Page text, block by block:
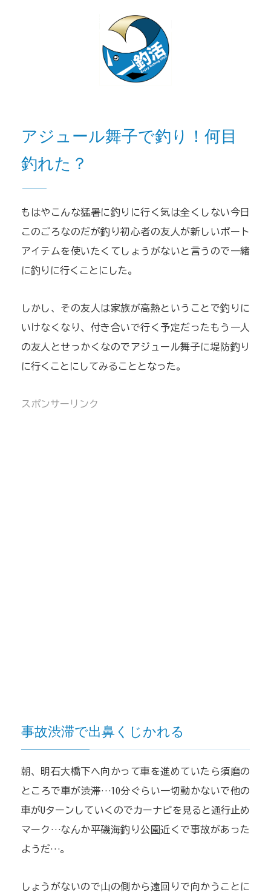
アジュール舞子で釣り！何目
釣れた？
もはやこんな猛暑に釣りに行く気は全くしない今日
このごろなのだが釣り初心者の友人が新しいボート
アイテムを使いたくてしょうがないと言うので一緒
に釣りに行くことにした。
しかし、その友人は家族が高熱ということで釣りに
いけなくなり、付き合いで行く予定だったもう一人
の友人とせっかくなのでアジュール舞子に堤防釣り
に行くことにしてみることとなった。
スポンサーリンク
事故渋滞で出鼻くじかれる
朝、明石大橋下へ向かって車を進めていたら須磨の
ところで車が渋滞…10分ぐらい一切動かないで他の
車がUターンしていくのでカーナビを見ると通行止め
マーク…なんか平磯海釣り公園近くで事故があった
ようだ…。
しょうがないので山の側から遠回りで向かうことに